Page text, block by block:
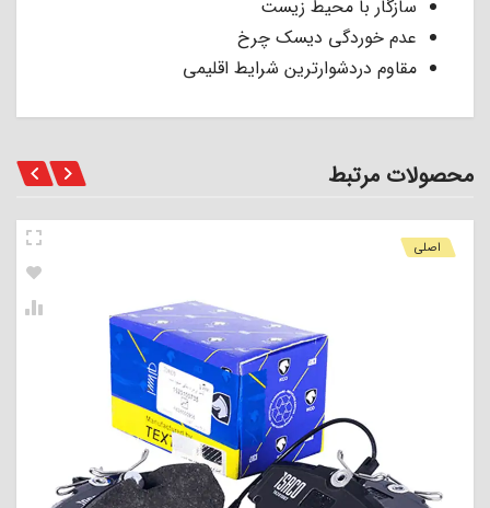
سازگار با محیط زیست
عدم خوردگی دیسک چرخ
مقاوم دردشوارترین شرایط اقلیمی
محصولات مرتبط
اصلی